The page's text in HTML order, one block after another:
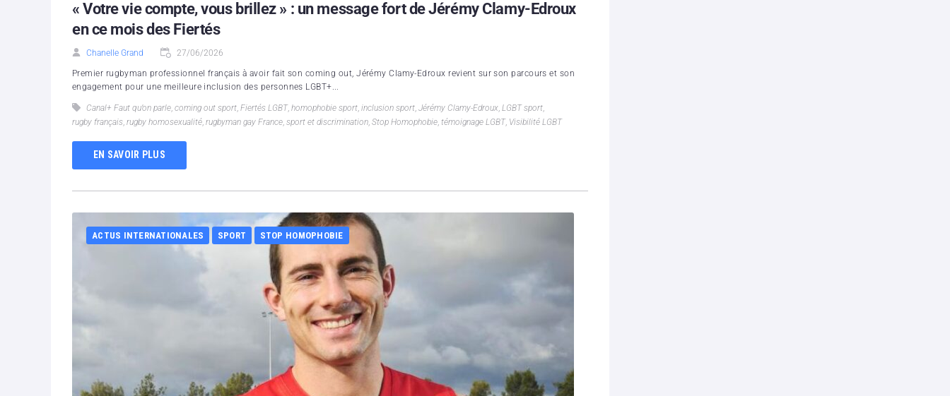
« Votre vie compte, vous brillez » : un message fort de Jérémy Clamy-Edroux
en ce mois des Fiertés
Chanelle Grand 27/06/2026
Premier rugbyman professionnel français à avoir fait son coming out, Jérémy Clamy-Edroux revient sur son parcours et son
engagement pour une meilleure inclusion des personnes LGBT+...
Canal+ Faut qu’on parle, coming out sport, Fiertés LGBT, homophobie sport, inclusion sport, Jérémy Clamy-Edroux, LGBT sport,
rugby français, rugby homosexualité, rugbyman gay France, sport et discrimination, Stop Homophobie, témoignage LGBT, Visibilité LGBT
EN SAVOIR PLUS
ACTUS INTERNATIONALES SPORT STOP HOMOPHOBIE